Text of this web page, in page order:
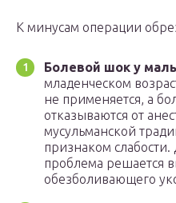
К минусам операции
Болевой шок у
младенческом
не применяется, а
отказываются от
мусульманской
признаком
проблема решается
обезболивающего